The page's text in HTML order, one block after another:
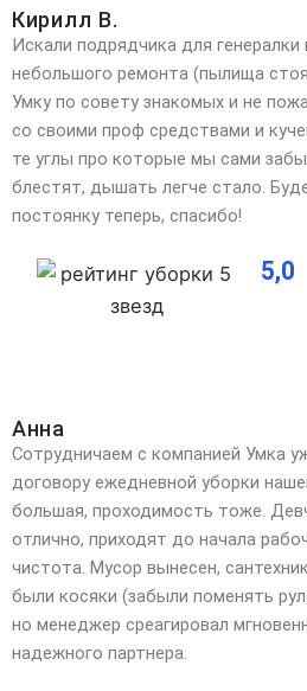
Кирилл В.
Искали подрядчика для
небольшого ремонта (пылища
Умку по совету знакомых и не
со своими проф средствами и
те углы про которые мы сами
блестят, дышать легче стало.
постоянку теперь, спасибо!
5,0
Анна
Сотрудничаем с компанией Умка
договору ежедневной уборки
большая, проходимость тоже.
отлично, приходят до начала
чистота. Мусор вынесен,
были косяки (забыли поменять
но менеджер среагировал
надежного партнера.